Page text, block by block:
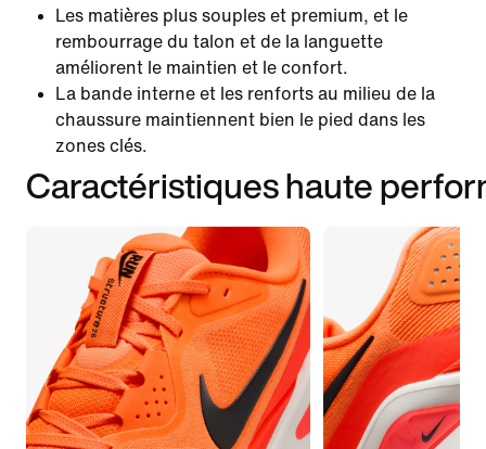
Les matières plus souples et premium, et le
rembourrage du talon et de la languette
améliorent le maintien et le confort.
La bande interne et les renforts au milieu de la
chaussure maintiennent bien le pied dans les
zones clés.
Caractéristiques haute